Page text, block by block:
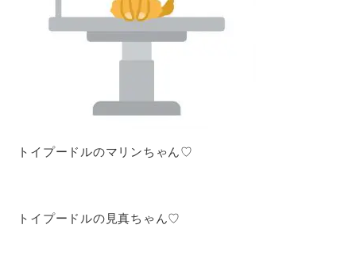
トイプードルのマリンちゃん♡
トイプードルの見真ちゃん♡